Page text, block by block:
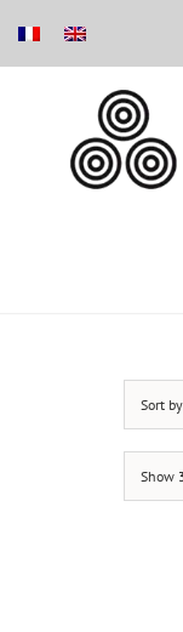
Sort by
Show